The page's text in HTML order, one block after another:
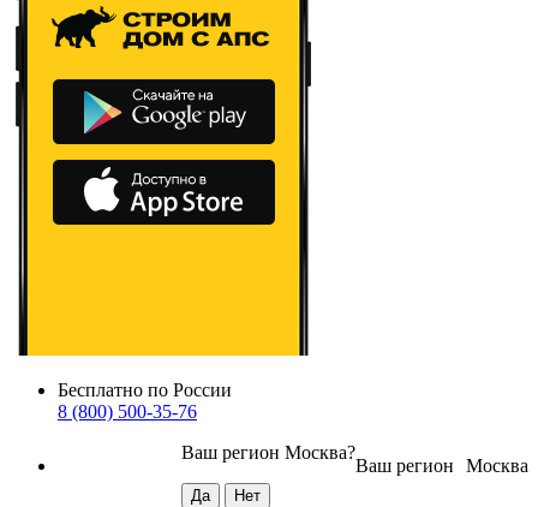
Бесплатно по России
8 (800) 500-35-76
Москва
Ваш регион
Ваш регион Москва?